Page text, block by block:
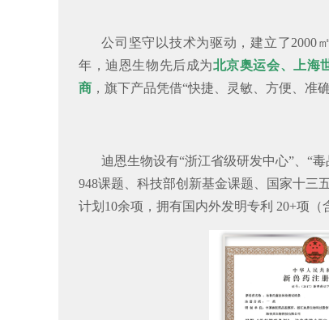
公司坚守以技术为驱动，建立了2000
年，迪恩生物先后成为北京奥运会、上海
商 ，旗下产品凭借“快捷、灵敏、方便、准
迪恩生物设有“浙江省级研发中心”、“
948课题、科技部创新基金课题、国家十三
计划10余项，拥有国内外发明专利 20+项